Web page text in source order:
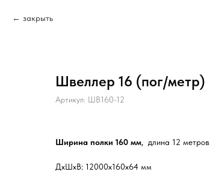
закрыть
Швеллер 16 (пог/метр)
Артикул: ШВ160-12
Ширина полки 160 мм, длина 12 метров
ДxШxВ: 12000x160x64 мм